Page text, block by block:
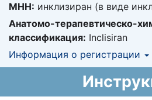
МНН: инклизиран (в виде
Анатомо-терапевтическо-
классификация: Inclisiran
Информация о регистрации
Информация о регистрации в